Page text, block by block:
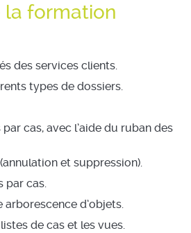
formation
des services clients.
types de dossiers.
cas, avec l’aide du ruban des
et suppression).
par cas.
d’objets.
de cas et les vues.